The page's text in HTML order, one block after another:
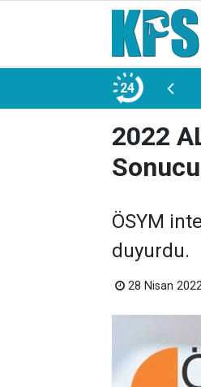
24
Memur Alımı Başlıyor!
2022
ÖSYM
duyurdu.
28 Nisan